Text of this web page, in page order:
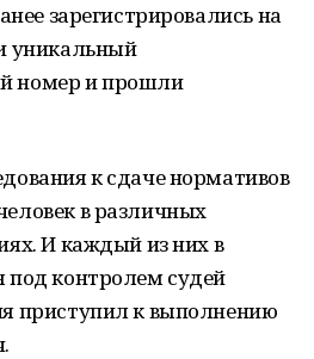
зарегистрировались на
уникальный
номер и прошли
к сдаче нормативов
в различных
И каждый из них в
под контролем судей
приступил к выполнению